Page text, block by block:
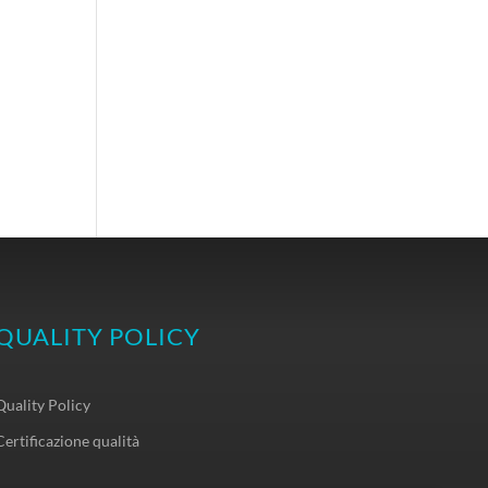
POLICY
Policy
qualità